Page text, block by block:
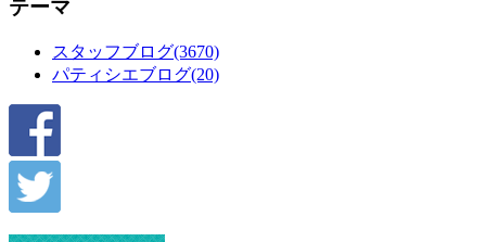
テーマ
スタッフブログ(3670)
パティシエブログ(20)